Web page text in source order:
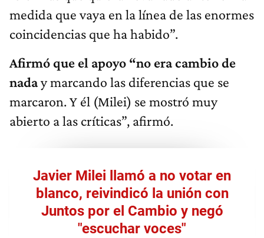
medida que vaya en la línea de las enormes
coincidencias que ha habido”.
Afirmó que el apoyo “no era cambio de
naday marcando las diferencias que se
marcaron. Y él (Milei) se mostró muy
abierto a las críticas”, afirmó.
Javier Milei llamó a no votar en
blanco, reivindicó la unión con
Juntos por el Cambio y negó
"escuchar voces"